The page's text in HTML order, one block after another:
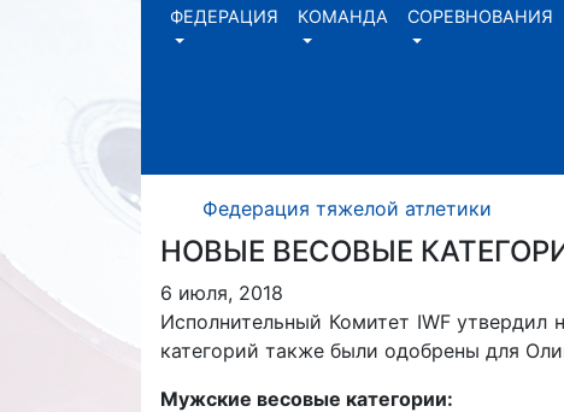
ФЕДЕРАЦИЯ КОМАНДА СОРЕВНОВАНИЯ
Федерация тяжелой атлетики
НОВЫЕ ВЕСОВЫЕ
6 июля, 2018
Исполнительный Комитет IWF
категорий также были одобрены для
Мужские весовые категории: